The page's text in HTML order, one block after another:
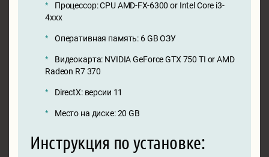
Процессор: CPU AMD-FX-6300 or Intel Core i3-
4xxx
Оперативная память: 6 GB ОЗУ
Видеокарта: NVIDIA GeForce GTX 750 TI or AMD
Radeon R7 370
DirectX: версии 11
Место на диске: 20 GB
Инструкция по установке: